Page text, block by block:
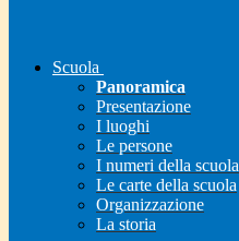
Scuola
Panoramica
Presentazione
I luoghi
Le persone
I numeri della scuola
Le carte della scuola
Organizzazione
La storia